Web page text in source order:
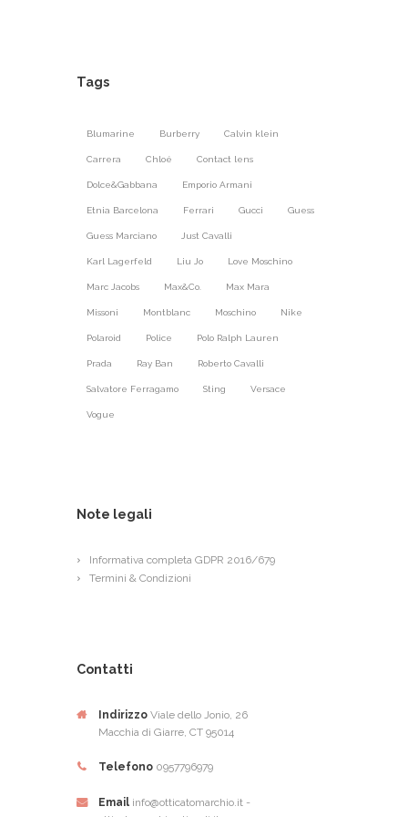
Tags
Blumarine Burberry Calvin klein
Carrera Chloé Contact lens
Dolce&Gabbana Emporio Armani
Etnia Barcelona Ferrari Gucci Guess
Guess Marciano Just Cavalli
Karl Lagerfeld Liu Jo Love Moschino
Marc Jacobs Max&Co. Max Mara
Missoni Montblanc Moschino Nike
Polaroid Police Polo Ralph Lauren
Prada Ray Ban Roberto Cavalli
Salvatore Ferragamo Sting Versace
Vogue
Note legali
Informativa completa GDPR 2016/679
Termini & Condizioni
Contatti
Indirizzo Viale dello Jonio, 26
Macchia di Giarre, CT 95014
Telefono 0957796979
Email info@otticatomarchio.it -